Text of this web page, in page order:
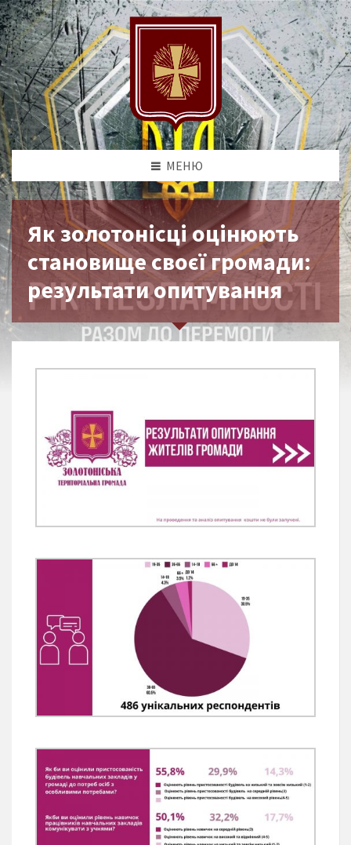
МЕНЮ
Як золотонісці оцінюють
становище своєї громади:
результати опитування